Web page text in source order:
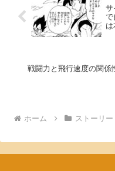
サ
で
は
戦闘力と飛行速度の関係
ホーム ストーリー